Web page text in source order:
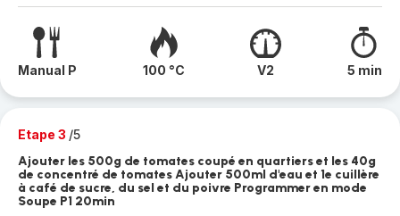
Manual P 100 °C V2 5 min
Etape 3 /5
Ajouter les 500g de tomates coupé en quartiers et les 40g
de concentré de tomates Ajouter 500ml d'eau et 1e cuillère
à café de sucre, du sel et du poivre Programmer en mode
Soupe P1 20min